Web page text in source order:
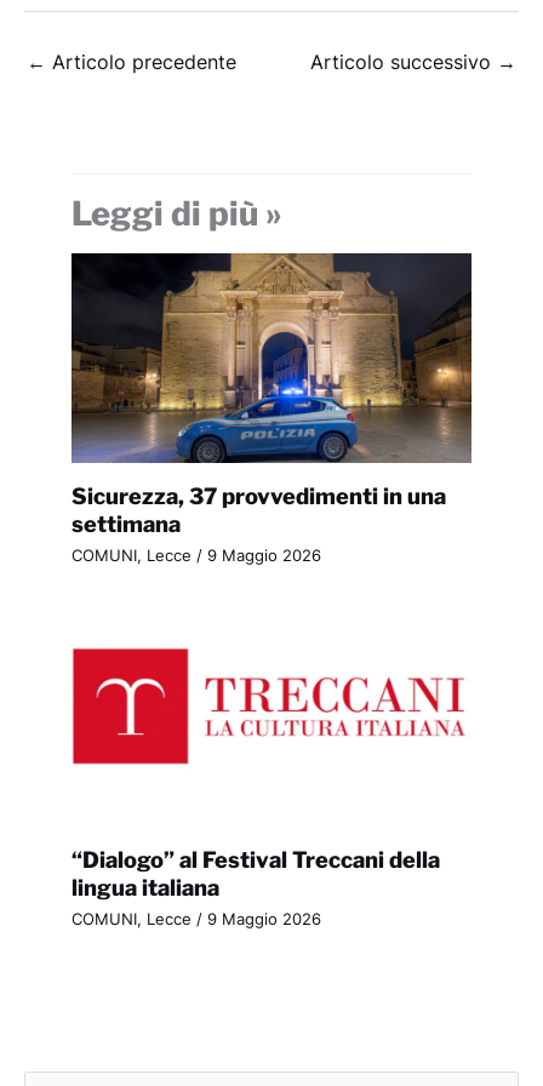
← Articolo precedente Articolo successivo →
Leggi di più »
Sicurezza, 37 provvedimenti in una
settimana
COMUNI, Lecce / 9 Maggio 2026
“Dialogo” al Festival Treccani della
lingua italiana
COMUNI, Lecce / 9 Maggio 2026